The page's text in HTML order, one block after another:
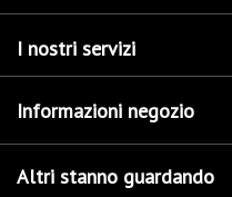
I nostri servizi
Informazioni negozio
Altri stanno guardando